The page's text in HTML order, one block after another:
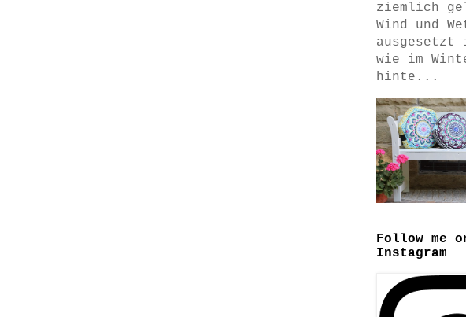
ziemlich
Wind und
ausgesetzt
wie im
hinte...
Follow me
Instagram